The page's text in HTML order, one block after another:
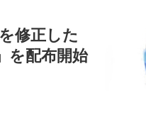
修正した
を配布開始